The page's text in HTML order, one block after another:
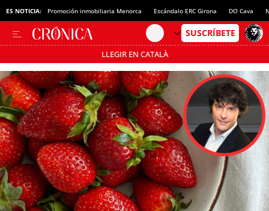
ES NOTICIA: Promoción inmobiliaria Menorca Escándalo ERC Girona DO Cava
LLEGIR EN CATALÀ
Pásate al MODO AHORRO